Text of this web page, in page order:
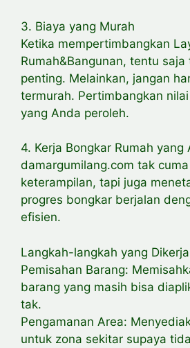
3. Biaya yang Murah
Ketika mempertimbangkan
Rumah&Bangunan, tentu
penting. Melainkan, jangan
termurah. Pertimbangkan
yang Anda peroleh.
4. Kerja Bongkar Rumah yang
damargumilang.com tak
keterampilan, tapi juga
progres bongkar berjalan
efisien.
Langkah-langkah yang
Pemisahan Barang:
barang yang masih bisa
tak.
Pengamanan Area:
untuk zona sekitar supaya